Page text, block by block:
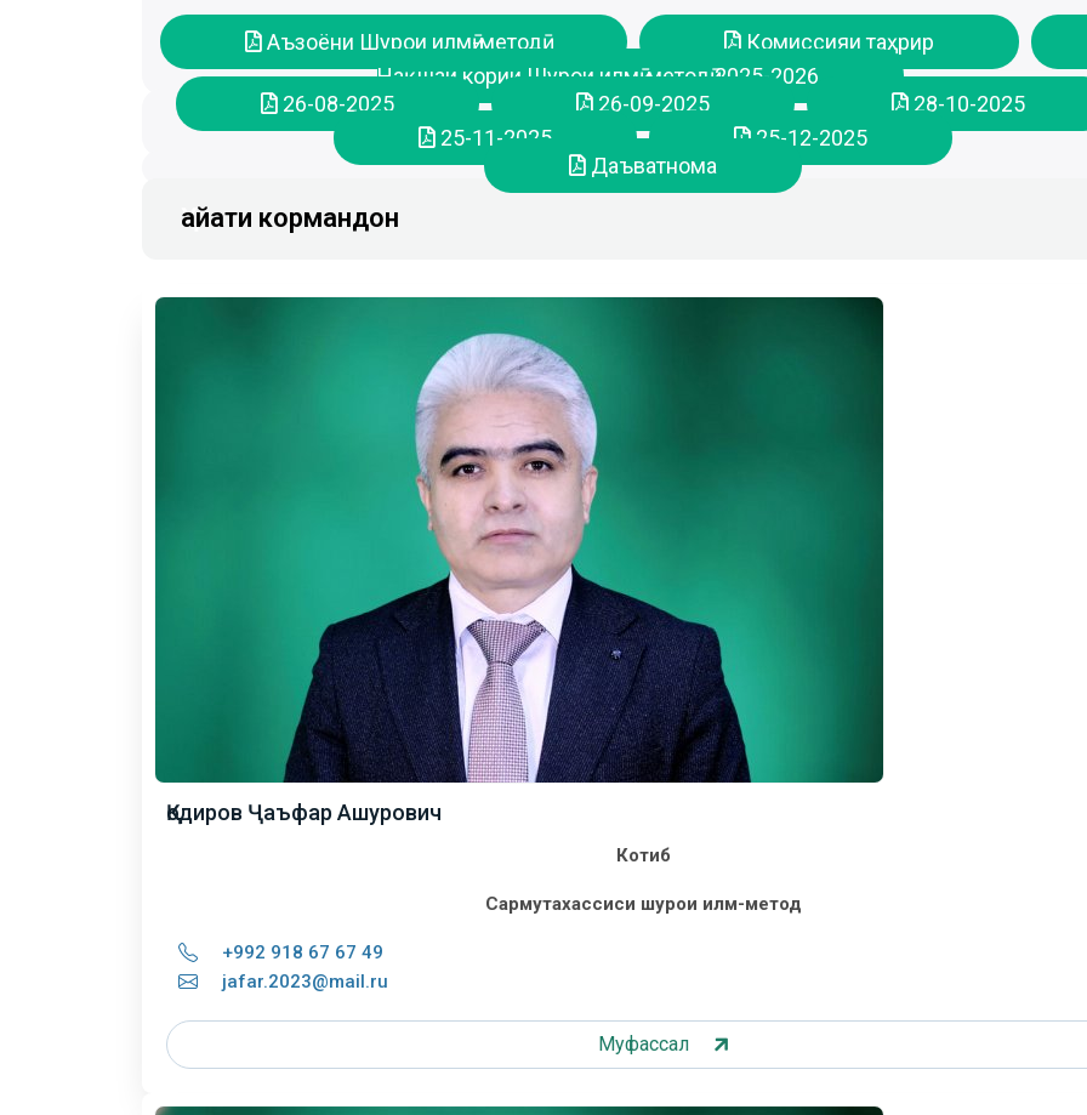
Аъзоёни Шурои илмӣ-методӣ
Комиссияи таҳрир
Нақшаи кории Шурои илмӣ-методӣ 2025-2026
26-08-2025
26-09-2025
28-10-2025
25-11-2025
25-12-2025
Даъватнома
Ҳайати кормандон
Қодиров Ҷаъфар Ашурович
Котиб
Сармутахассиси шурои илмӣ-методӣ
+992 918 67 67 49
jafar.2023@mail.ru
Муфассал